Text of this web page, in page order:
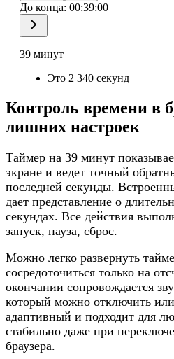
До конца: 00:39:00
39 минут
Это 2 340 секунд
Контроль времени в
лишних настроек
Таймер на 39 минут
экране и ведет точный
последней секунды.
дает представление о
секундах. Все действия
запуск, пауза, сброс.
Можно легко развернуть
сосредоточиться только на
окончании сопровождается
который можно отключить
адаптивный и подходит для
стабильно даже при
браузера.